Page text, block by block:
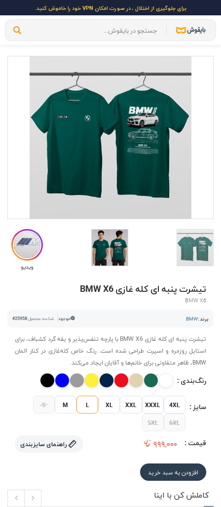
برای جلوگیری از اختلال ، در صورت امکان VPN خود را خاموش کنید.
ویدیو
تیشرت پنبه ای کله غازی BMW X6
BMW X6
برند :BMW موجود شناسه محصول:#25958
تیشرت پنبه ای کله غازی BMW X6 با پارچه تنفس‌پذیر و یقه گرد کشباف، برای
استایل روزمره و اسپرت طراحی شده است. رنگ خاص کله‌غازی در کنار المان
BMW، ظاهر متفاوتی برای خانم‌ها و آقایان ایجاد می‌کند.
رنگ‌بندی :
سایز : S M L XL XXL XXXL 4XL
5XL 6XL
قیمت : ۹۹۹,۰۰۰ راهنمای سایزبندی
افزودن به سبد خرید
کاملش کن با اینا